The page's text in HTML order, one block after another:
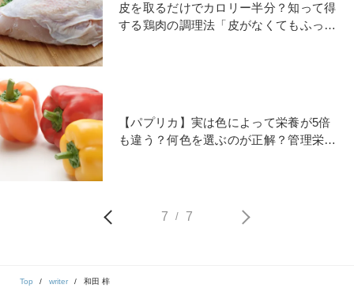
皮を取るだけでカロリー半分？知って得
する鶏肉の調理法「皮がなくてもふっく
【パプリカ】実は色によって栄養が5倍
も違う？何色を選ぶのが正解？管理栄養
7 / 7
Top writer 和田 梓